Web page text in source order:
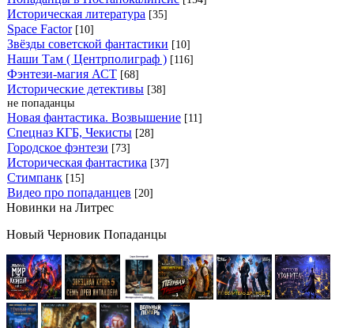
Историческая литература [35]
Space Factor [10]
Звёзды советской фантастики [10]
Наши Там ( Центрполиграф ) [116]
Фэнтези-магия АСТ [68]
Исторические детективы [38]
не попаданцы
Новая фантастика. Возвышение [11]
Спецназ КГБ, Чекисты [28]
Городское фэнтези [73]
Историческая фантастика [37]
Стимпанк [15]
Видео про попаданцев [20]
Новинки на Литрес
Новый Черновик Попаданцы